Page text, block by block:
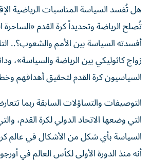
هل تُفسد السياسة المناسبات الرياضية
تُصلح الرياضة وتحديداً كرة القدم «الساحرة
أفسدته السياسة بين الأمم والشعوب؟..
زواج كاثوليكي بين الرياضة والسياسة»،
السياسيون كرة القدم لتحقيق أهدافهم
التوصيفات والتساؤلات السابقة ربما
التي وضعها الاتحاد الدولي لكرة القدم،
السياسة بأي شكل من الأشكال في عالم